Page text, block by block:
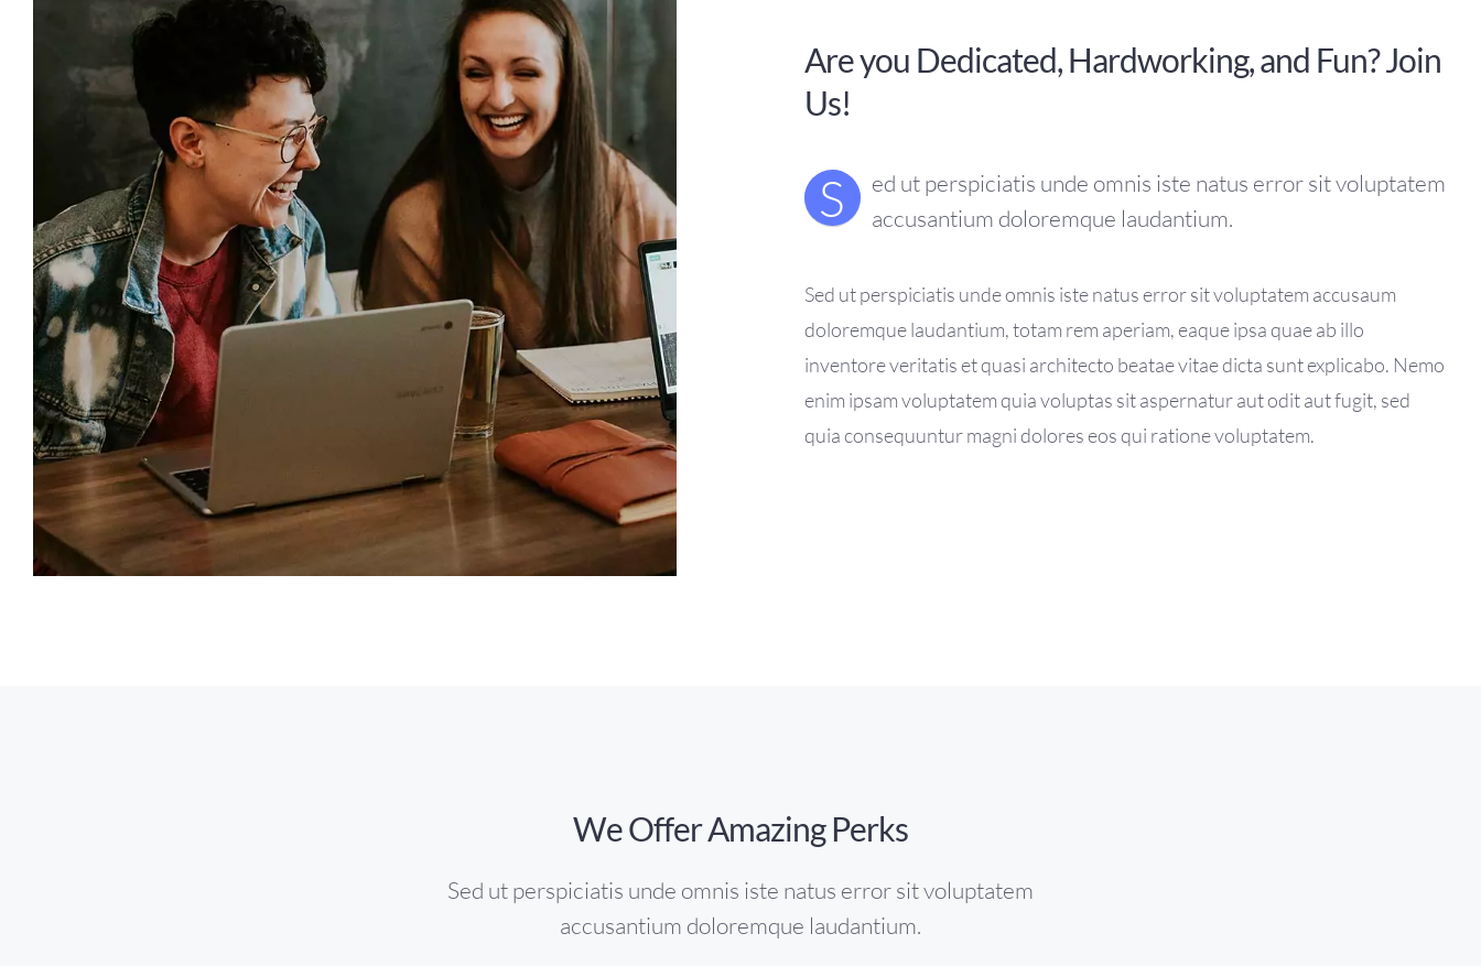
Are you Dedicated, Hardworking, and Fun? Join
Us!
S
ed ut perspiciatis unde omnis iste natus error sit voluptatem
accusantium doloremque laudantium.
Sed ut perspiciatis unde omnis iste natus error sit voluptatem accusaum
doloremque laudantium, totam rem aperiam, eaque ipsa quae ab illo
inventore veritatis et quasi architecto beatae vitae dicta sunt explicabo. Nemo
enim ipsam voluptatem quia voluptas sit aspernatur aut odit aut fugit, sed
quia consequuntur magni dolores eos qui ratione voluptatem.
We Offer Amazing Perks
Sed ut perspiciatis unde omnis iste natus error sit voluptatem
accusantium doloremque laudantium.